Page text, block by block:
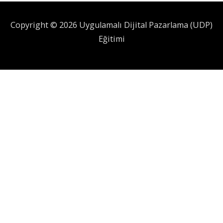
Copyright © 2026 Uygulamalı Dijital Pazarlama (UDP)
Eğitimi